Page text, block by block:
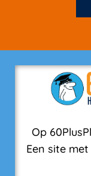
Op
Een site